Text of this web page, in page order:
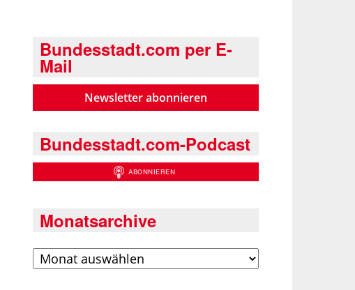
Bundesstadt.com per E-
Mail
Newsletter abonnieren
Bundesstadt.com-Podcast
Monatsarchive
Archiv